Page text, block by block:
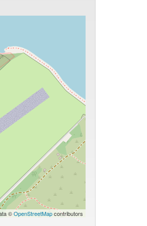
©OpenStreetMapcontributors